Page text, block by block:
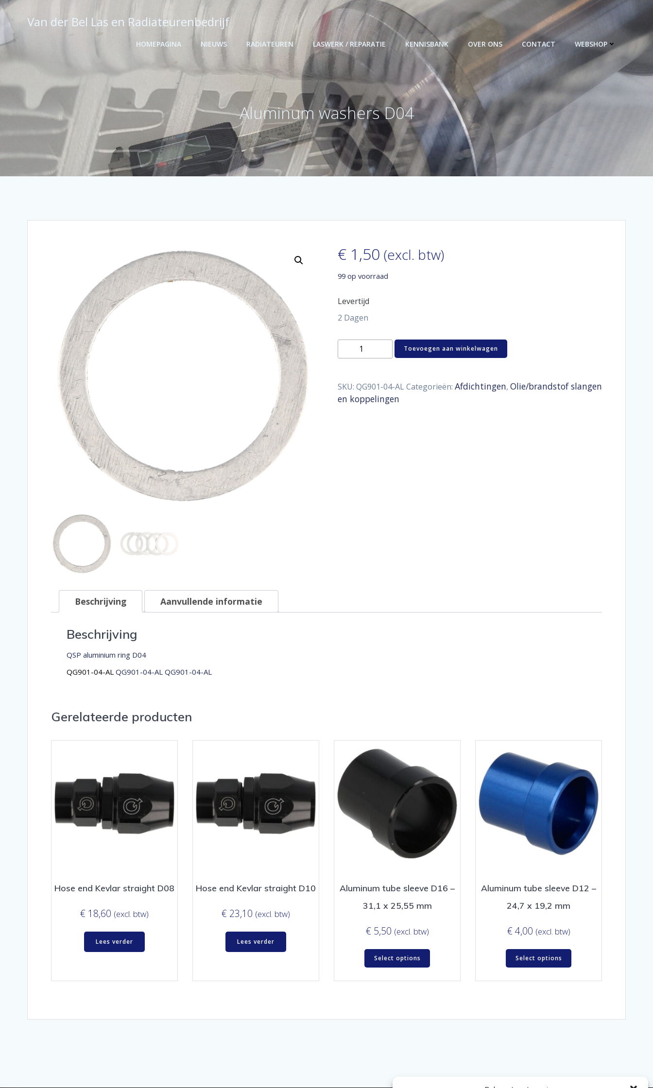
Ga
naar
inhoud
Van der Bel Las en Radiateurenbedrijf
HOMEPAGINA NIEUWS RADIATEUREN LASWERK / REPARATIE KENNISBANK OVER ONS CONTACT WEBSHOP
Aluminum washers D04
€1,50 (excl. btw)
99 op voorraad
Levertijd
2 Dagen
Aluminum
washers
Toevoegen aan winkelwagen
SKU: QG901-04-AL Categorieën: Afdichtingen, Olie/brandstof slangen
en koppelingen
Beschrijving Aanvullende informatie
Beschrijving
QSP aluminium ring D04
QG901-04-AL QG901-04-AL QG901-04-AL
Gerelateerde producten
Hose end Kevlar straight D08
€ 18,60 (excl. btw)
Lees verder
Hose end Kevlar straight D10
€ 23,10 (excl. btw)
Lees verder
Aluminum tube sleeve D16 –
31,1 x 25,55 mm
€ 5,50 (excl. btw)
Select options
Aluminum tube sleeve D12 –
24,7 x 19,2 mm
€ 4,00 (excl. btw)
Select options